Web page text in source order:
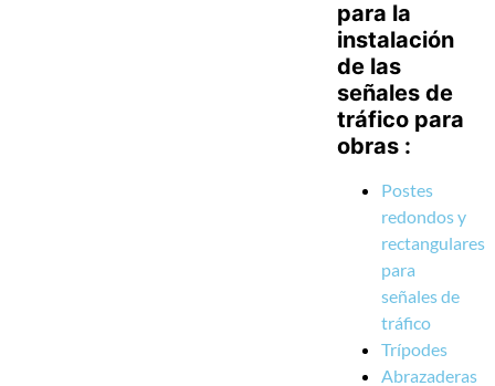
para la
instalación
de las
señales de
tráfico para
obras :
Postes
redondos y
rectangulares
para
señales de
tráfico
Trípodes
Abrazaderas